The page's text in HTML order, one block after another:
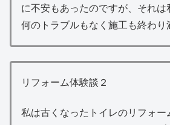
に不安もあったのですが、それは
何のトラブルもなく施工も終わり
リフォーム体験談２
私は古くなったトイレのリフォー